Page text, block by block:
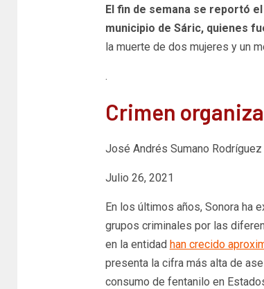
El fin de semana se reportó
municipio de Sáric, quienes
la muerte de dos mujeres y un
.
Crimen
José Andrés Sumano Rodríguez
Julio 26, 2021
En los últimos años, Sonora ha
grupos criminales por las
en la entidad han crecido
presenta la cifra más alta de
consumo de fentanilo en